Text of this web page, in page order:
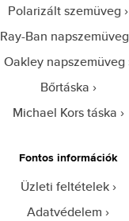
Polarizált szemüveg
Ray-Ban napszemüveg
Oakley napszemüveg
Bőrtáska
Michael Kors táska
Fontos információk
Üzleti feltételek
Adatvédelem